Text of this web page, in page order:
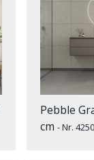
Pebble
cm- Nr.